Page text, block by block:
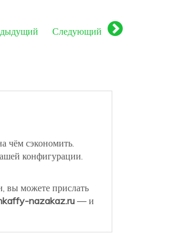
Следующий
чём сэкономить.
конфигурации.
вы можете прислать
nazakaz.ru — и